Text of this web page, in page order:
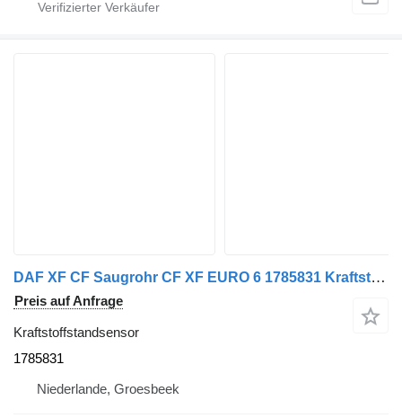
DAF XF CF Saugrohr CF XF EURO 6 1785831 Kraftstoffstandsensor für LKW
Preis auf Anfrage
Kraftstoffstandsensor
1785831
Niederlande, Groesbeek